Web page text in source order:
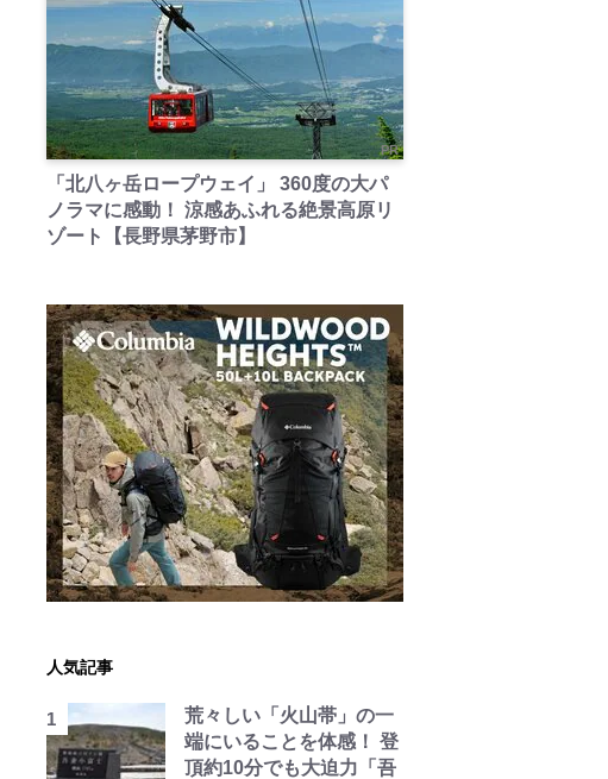
PR
「北八ヶ岳ロープウェイ」 360度の大パ
ノラマに感動！ 涼感あふれる絶景高原リ
ゾート【長野県茅野市】
人気記事
荒々しい「火山帯」の一
端にいることを体感！ 登
頂約10分でも大迫力「吾